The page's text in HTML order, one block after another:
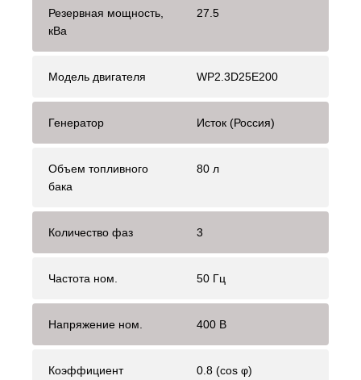
Резервная мощность,
кВа
27.5
Модель двигателя WP2.3D25E200
Генератор Исток (Россия)
Объем топливного
бака
80 л
Количество фаз 3
Частота ном. 50 Гц
Напряжение ном. 400 В
Коэффициент 0.8 (cos φ)